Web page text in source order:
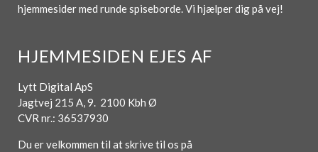
hjemmesider med runde spiseborde. Vi hjælper dig på vej!
HJEMMESIDEN EJES AF
Lytt Digital ApS
Jagtvej 215 A, 9. 2100 Kbh Ø
CVR nr.: 36537930
Du er velkommen til at skrive til os på